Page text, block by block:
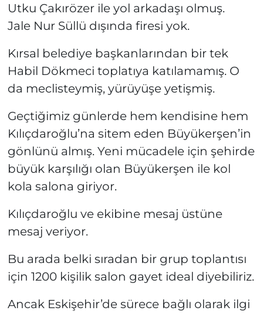
Utku Çakırözer ile yol arkadaşı olmuş.
Jale Nur Süllü dışında firesi yok.
Kırsal belediye başkanlarından bir tek
Habil Dökmeci toplatıya katılamamış. O
da meclisteymiş, yürüyüşe yetişmiş.
Geçtiğimiz günlerde hem kendisine hem
Kılıçdaroğlu’na sitem eden Büyükerşen’in
gönlünü almış. Yeni mücadele için şehirde
büyük karşılığı olan Büyükerşen ile kol
kola salona giriyor.
Kılıçdaroğlu ve ekibine mesaj üstüne
mesaj veriyor.
Bu arada belki sıradan bir grup toplantısı
için 1200 kişilik salon gayet ideal diyebiliriz.
Ancak Eskişehir’de sürece bağlı olarak ilgi